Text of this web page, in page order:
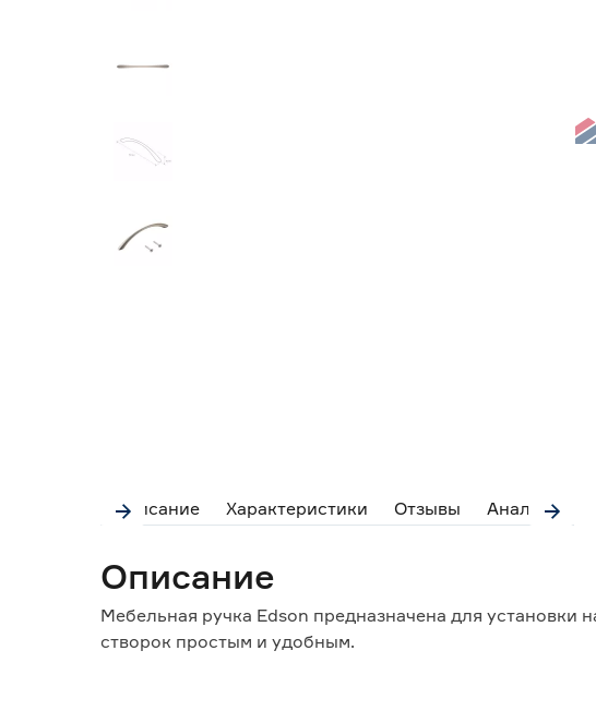
Описание Характеристики Отзывы Аналоги
Описание
Мебельная ручка Edson предназначена для установки
створок простым и удобным.